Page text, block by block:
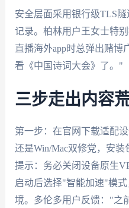
安全层面采用银行级TLS
记录。柏林用户王女士特
直播海外app时总弹出赌博
看《中国诗词大会》了。"
三步走出内容
第一步：在官网下载适配
还是Win/Mac双修党，安
提示：务必关闭设备原生
启动后选择"智能加速"模
境。多伦多用户反馈："之